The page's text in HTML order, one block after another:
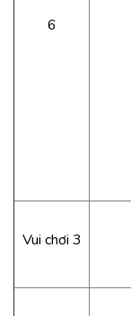
6
Vui chơi 3